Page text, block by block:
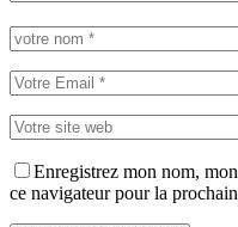
Enregistrez mon nom,
ce navigateur pour la